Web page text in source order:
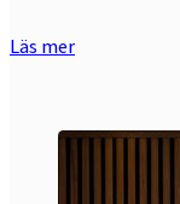
Läs mer